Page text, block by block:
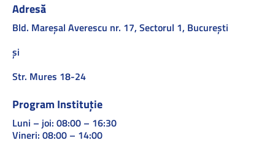
Adresă
Bld. Mareşal Averescu nr. 17, Sectorul 1, Bucureşti
și
Str. Mures 18-24
Program Instituție
Luni – joi: 08:00 – 16:30
Vineri: 08:00 – 14:00